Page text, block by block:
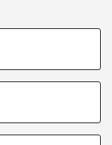
della
comportamento